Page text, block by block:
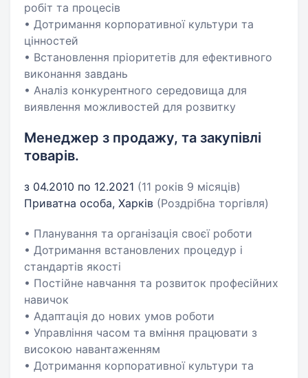
робіт та процесів
• Дотримання корпоративної культури та
цінностей
• Встановлення пріоритетів для ефективного
виконання завдань
• Аналіз конкурентного середовища для
виявлення можливостей для розвитку
Менеджер з продажу, та закупівлі
товарів.
з 04.2010 по 12.2021 (11 років 9 місяців)
Приватна особа, Харків (Роздрібна торгівля)
• Планування та організація своєї роботи
• Дотримання встановлених процедур і
стандартів якості
• Постійне навчання та розвиток професійних
навичок
• Адаптація до нових умов роботи
• Управління часом та вміння працювати з
високою навантаженням
• Дотримання корпоративної культури та